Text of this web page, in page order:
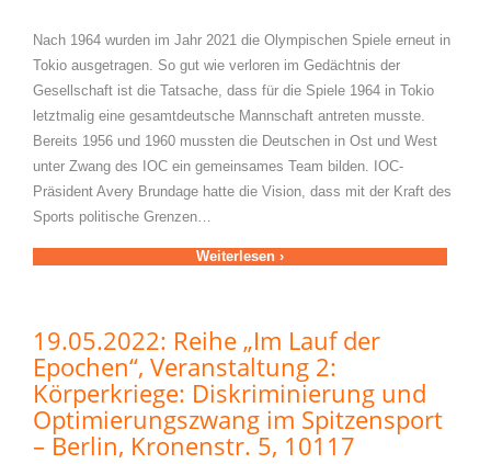
Nach 1964 wurden im Jahr 2021 die Olympischen Spiele erneut in
Tokio ausgetragen. So gut wie verloren im Gedächtnis der
Gesellschaft ist die Tatsache, dass für die Spiele 1964 in Tokio
letztmalig eine gesamtdeutsche Mannschaft antreten musste.
Bereits 1956 und 1960 mussten die Deutschen in Ost und West
unter Zwang des IOC ein gemeinsames Team bilden. IOC-
Präsident Avery Brundage hatte die Vision, dass mit der Kraft des
Sports politische Grenzen…
Weiterlesen ›
19.05.2022: Reihe „Im Lauf der
Epochen“, Veranstaltung 2:
Körperkriege: Diskriminierung und
Optimierungszwang im Spitzensport
– Berlin, Kronenstr. 5, 10117